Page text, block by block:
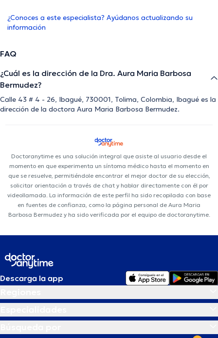
¿Conoces a este especialista? Ayúdanos actualizando su
información
FAQ
¿Cuál es la dirección de la Dra. Aura Maria Barbosa
Bermudez?
Calle 43 # 4 - 26, Ibagué, 730001, Tolima, Colombia, Ibagué es la
dirección de la doctora Aura Maria Barbosa Bermudez.
Doctoranytime es una solución integral que asiste al usuario desde el
momento en que experimenta un síntoma médico hasta el momento en
que se resuelve, permitiéndole encontrar el mejor doctor de su elección,
solicitar orientación a través de chat y hablar directamente con él por
videollamada. La información de este perfil ha sido recopilada con base
en fuentes de confianza, como la página personal de Aura Maria
Barbosa Bermudez y ha sido verificada por el equipo de doctoranytime.
Descarga la app